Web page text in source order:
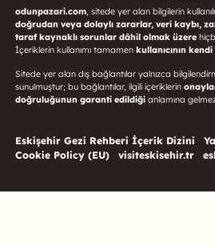
odunpazari.com, sitede yer alan bilgilerin
doğrudan veya dolaylı zararlar, veri kaybı,
taraf kaynaklı sorunlar dâhil olmak üzere
İçeriklerin kullanımı tamamen kullanıcının
Sitede yer alan dış bağlantılar yalnızca
sunulmuştur; bu bağlantılar, ilgili içeriklerin
doğruluğunun garanti edildiğianlamına
Eskişehir Gezi Rehberi İçerik Dizini
Cookie Policy (EU)
visiteskisehir.tr